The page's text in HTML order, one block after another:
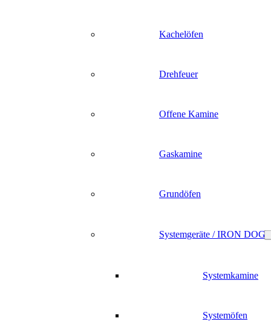
Kachelöfen
Drehfeuer
Offene Kamine
Gaskamine
Grundöfen
Systemgeräte / IRON DOG
Systemkamine
Systemöfen